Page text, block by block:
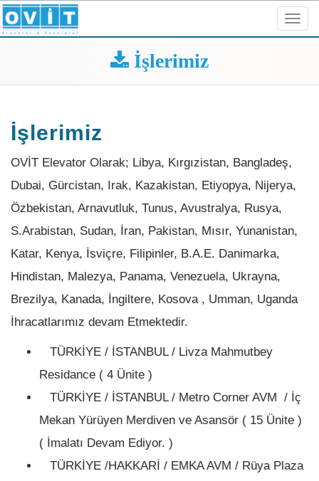
İşlerimiz
İşlerimiz
OVİT Elevator Olarak; Libya, Kırgızistan, Bangladeş,
Dubai, Gürcistan, Irak, Kazakistan, Etiyopya, Nijerya,
Özbekistan, Arnavutluk, Tunus, Avustralya, Rusya,
S.Arabistan, Sudan, İran, Pakistan, Mısır, Yunanistan,
Katar, Kenya, İsviçre, Filipinler, B.A.E. Danimarka,
Hindistan, Malezya, Panama, Venezuela, Ukrayna,
Brezilya, Kanada, İngiltere, Kosova , Umman, Uganda
İhracatlarımız devam Etmektedir.
TÜRKİYE / İSTANBUL / Livza Mahmutbey
Residance ( 4 Ünite )
TÜRKİYE / İSTANBUL / Metro Corner AVM / İç
Mekan Yürüyen Merdiven ve Asansör ( 15 Ünite )
( İmalatı Devam Ediyor. )
TÜRKİYE /HAKKARİ / EMKA AVM / Rüya Plaza